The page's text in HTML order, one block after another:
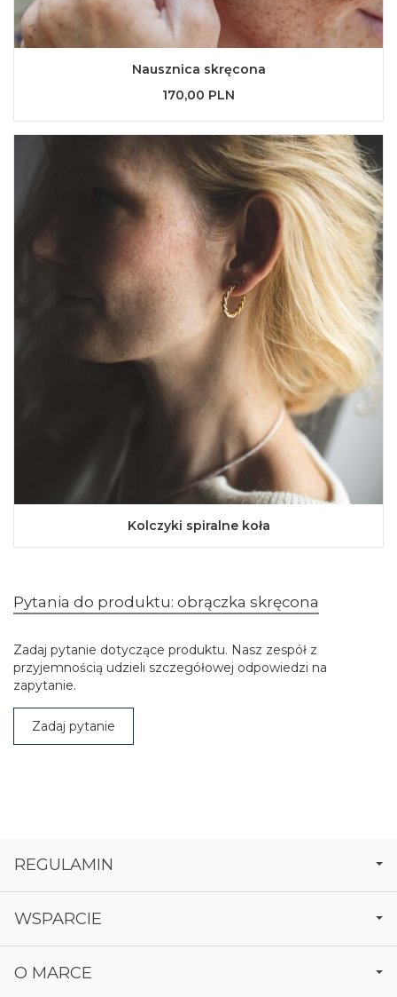
Nausznica skręcona
170,00 PLN
Kolczyki spiralne koła
Pytania do produktu: obrączka skręcona
Zadaj pytanie dotyczące produktu. Nasz zespół z
przyjemnością udzieli szczegółowej odpowiedzi na
zapytanie.
Zadaj pytanie
REGULAMIN
WSPARCIE
O MARCE